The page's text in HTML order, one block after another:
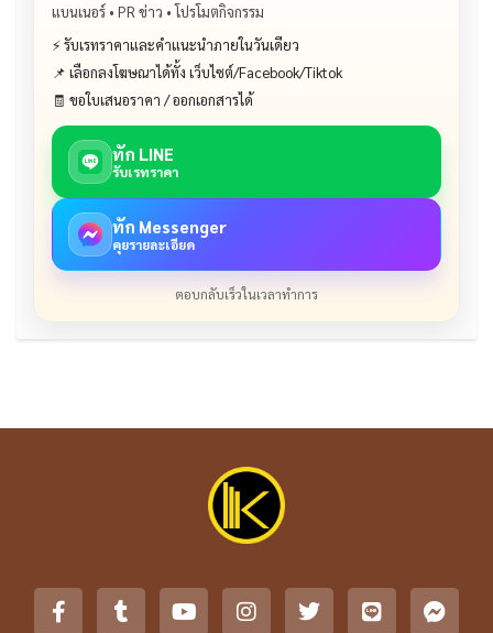
แบนเนอร์ • PR ข่าว • โปรโมตกิจกรรม
⚡ รับเรทราคาและคำแนะนำภายในวันเดียว
📌 เลือกลงโฆษณาได้ทั้ง เว็บไซต์/Facebook/Tiktok
🧾 ขอใบเสนอราคา / ออกเอกสารได้
ทัก LINE
รับเรทราคา
ทัก Messenger
คุยรายละเอียด
ตอบกลับเร็วในเวลาทำการ